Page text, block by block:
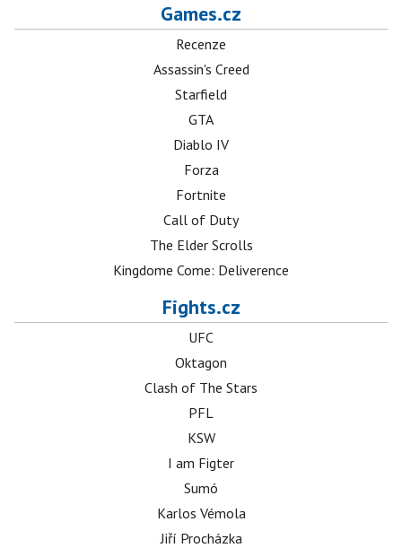
Games.cz
Recenze
Assassin's Creed
Starfield
GTA
Diablo IV
Forza
Fortnite
Call of Duty
The Elder Scrolls
Kingdome Come: Deliverence
Fights.cz
UFC
Oktagon
Clash of The Stars
PFL
KSW
I am Figter
Sumó
Karlos Vémola
Jiří Procházka